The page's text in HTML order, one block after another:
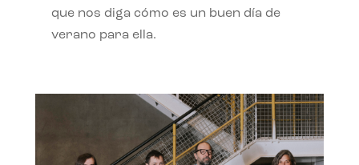
que nos diga cómo es un buen día de
verano para ella.